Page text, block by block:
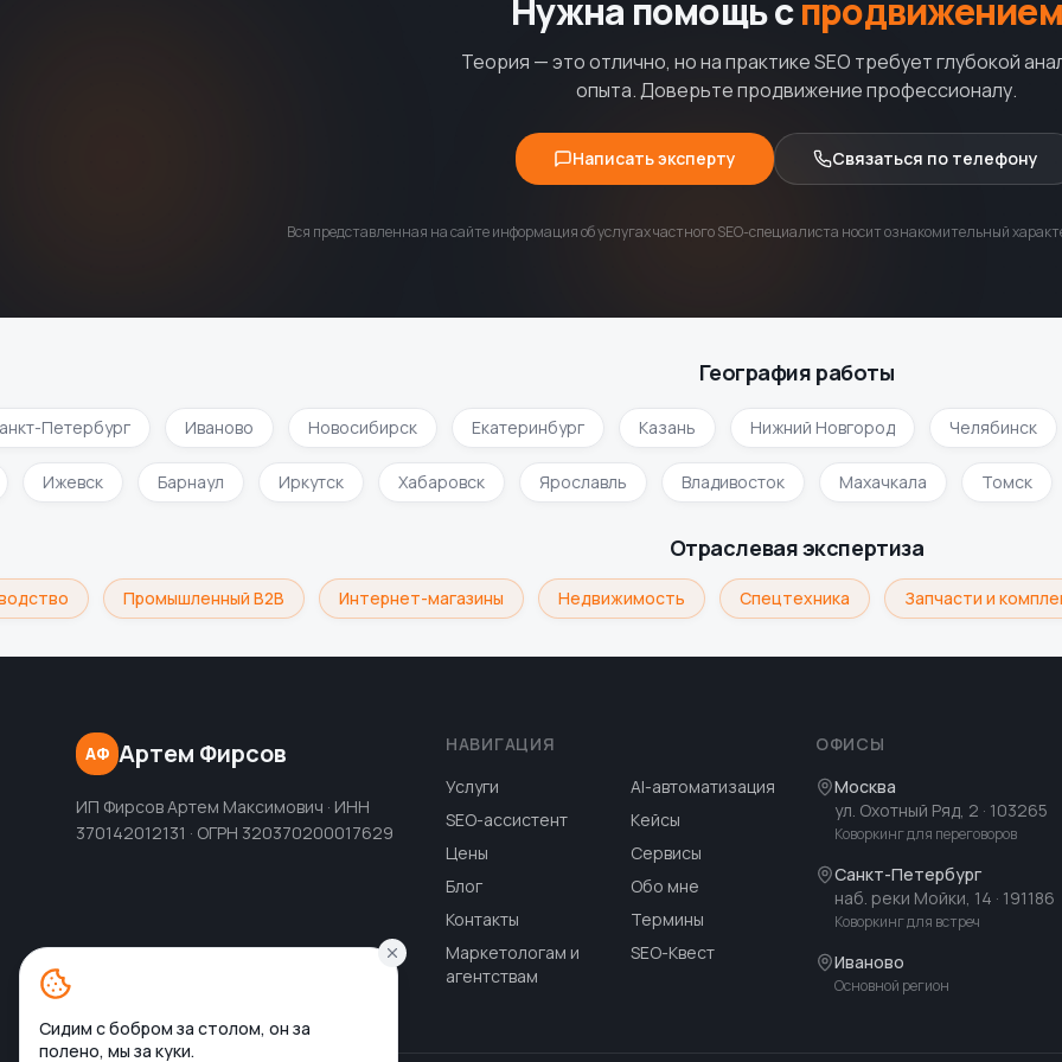
Нужна помощь с
Теория — это отлично, но на практике SEO требует глубокой
опыта. Доверьте продвижение профессионалу.
Написать эксперту Связаться по телефону
Вся представленная на сайте информация об услугах частного SEO-специалиста носит ознакомительный
География работы
Петербург Иваново Новосибирск Екатеринбург Казань Нижний Новгород Челябинск
Ижевск Барнаул Иркутск Хабаровск Ярославль Владивосток Махачкала Томск
Отраслевая экспертиза
Промышленный B2B Интернет-магазины Недвижимость Спецтехника Запчасти и
АФ Артем Фирсов
ИП Фирсов Артем Максимович · ИНН
370142012131 · ОГРН 320370200017629
НАВИГАЦИЯ
Услуги
AI-автоматизация
SEO-ассистент
Кейсы
Цены
Сервисы
Блог
Обо мне
Контакты
Термины
Маркетологам и
агентствам
SEO-Квест
ОФИСЫ
Москва
ул. Охотный Ряд, 2 · 103265
Коворкинг для переговоров
Санкт-Петербург
наб. реки Мойки, 14 · 191186
Коворкинг для встреч
Иваново
Основной регион
Сидим с бобром за столом, он за
полено, мы за куки.